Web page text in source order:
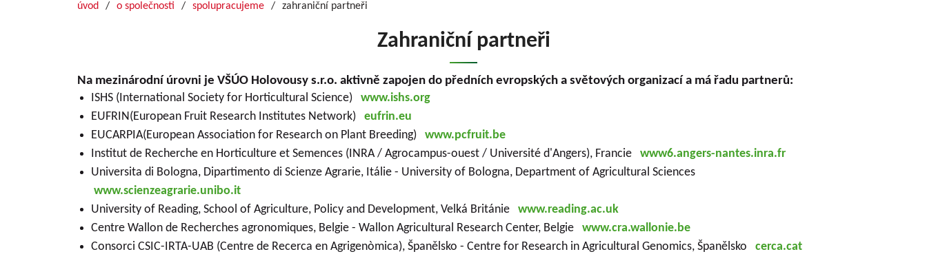
úvod o společnosti spolupracujeme zahraniční partneři
Zahraniční partneři
Na mezinárodní úrovni je VŠÚO Holovousy s.r.o. aktivně zapojen do předních evropských a světových organizací a má řadu partnerů:
ISHS (International Society for Horticultural Science) www.ishs.org
EUFRIN(European Fruit Research Institutes Network) eufrin.eu
EUCARPIA(European Association for Research on Plant Breeding) www.pcfruit.be
Institut de Recherche en Horticulture et Semences (INRA / Agrocampus-ouest / Université d'Angers), Francie www6.angers-nantes.inra.fr
Universita di Bologna, Dipartimento di Scienze Agrarie, Itálie - University of Bologna, Department of Agricultural Sciences
www.scienzeagrarie.unibo.it
University of Reading, School of Agriculture, Policy and Development, Velká Británie www.reading.ac.uk
Centre Wallon de Recherches agronomiques, Belgie - Wallon Agricultural Research Center, Belgie www.cra.wallonie.be
Consorci CSIC-IRTA-UAB (Centre de Recerca en Agrigenòmica), Španělsko - Centre for Research in Agricultural Genomics, Španělsko cerca.cat